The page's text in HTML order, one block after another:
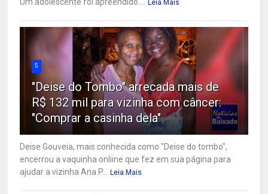
Um adolescente foi apreendido ... Leia Mais
5
"Deise do Tombo" arrecada mais de
R$ 132 mil para vizinha com câncer:
"Comprar a casinha dela"
Deise Gouveia, mais conhecida como "Deise do tombo",
encerrou a vaquinha onliine que fez em sua página para
ajudar a vizinha Ana P... Leia Mais